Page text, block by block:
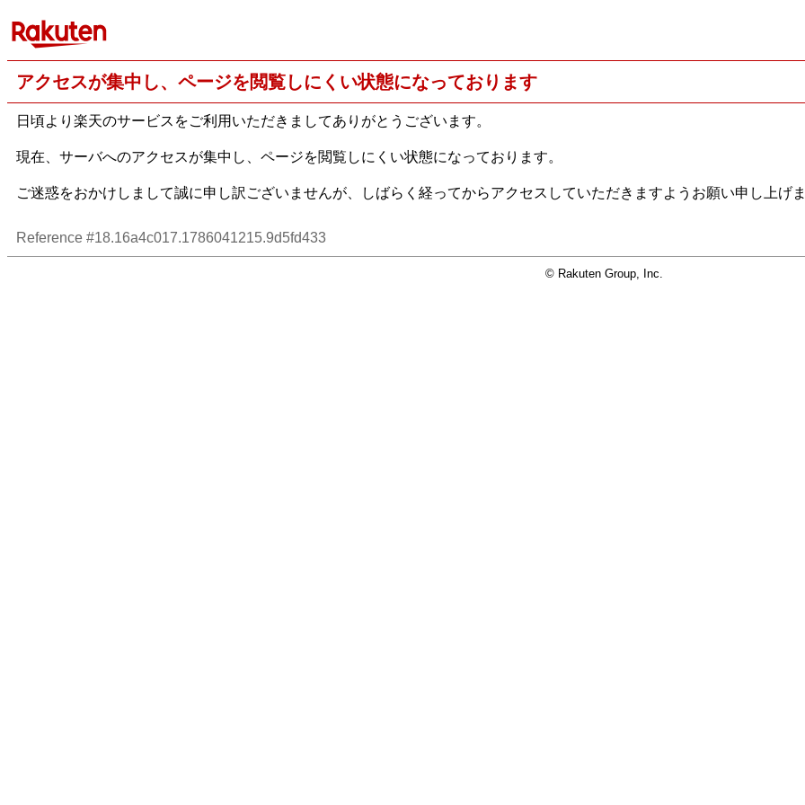
アクセスが集中し、ページを閲覧しにくい状態になっております
日頃より楽天のサービスをご利用いただきましてありがとうございます。
現在、サーバへのアクセスが集中し、ページを閲覧しにくい状態になっております。
ご迷惑をおかけしまして誠に申し訳ございませんが、しばらく経ってからアクセスしていただきますようお願い申し上げ
Reference #18.16a4c017.1786041215.9d5fd433
© Rakuten Group, Inc.